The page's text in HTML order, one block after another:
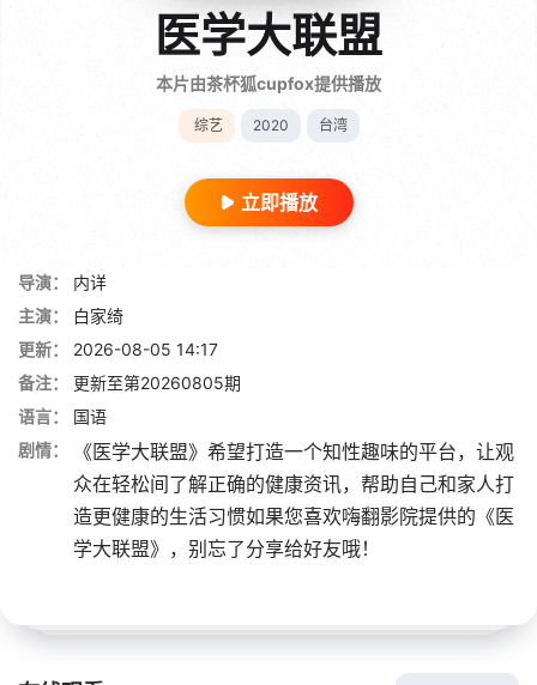
医学大联盟
本片由茶杯狐cupfox提供播放
综艺 2020 台湾
立即播放
导演：
内详
主演：
白家绮
更新：
2026-08-05 14:17
备注：
更新至第20260805期
语言：
国语
剧情：
《医学大联盟》希望打造一个知性趣味的平台，让观
众在轻松间了解正确的健康资讯，帮助自己和家人打
造更健康的生活习惯如果您喜欢嗨翻影院提供的《医
学大联盟》，别忘了分享给好友哦！